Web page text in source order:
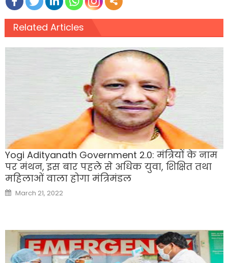
Related Articles
Yogi Adityanath Government 2.0: मंत्रियों के नाम
पर मंथन, इस बार पहले से अधिक युवा, शिक्षित तथा
महिलाओं वाला होगा मंत्रिमंडल
Posted
on
March 21, 2022